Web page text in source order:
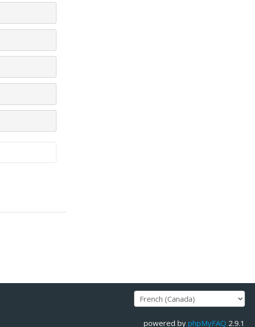
powered by phpMyFAQ 2.9.1